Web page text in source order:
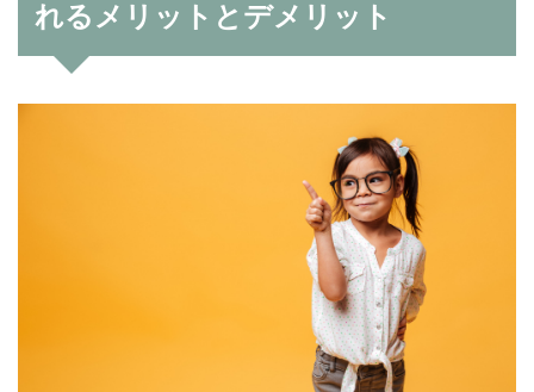
れるメリットとデメリット